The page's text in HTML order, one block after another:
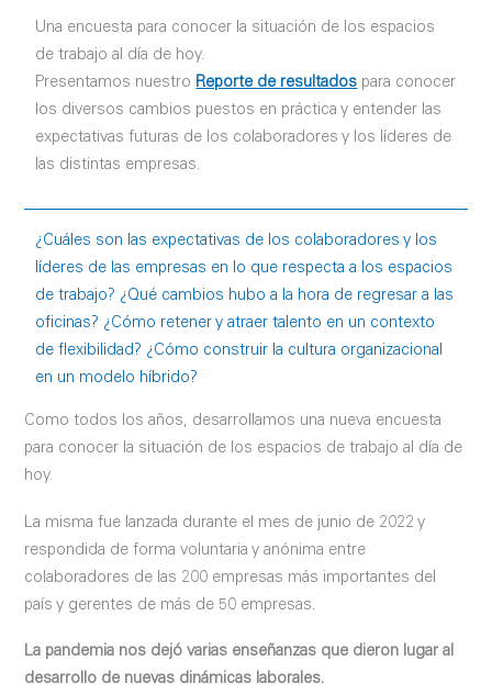
Una encuesta para conocer la situación de los espacios
de trabajo al día de hoy.
Presentamos nuestro Reporte de resultados para conocer
los diversos cambios puestos en práctica y entender las
expectativas futuras de los colaboradores y los líderes de
las distintas empresas.
¿Cuáles son las expectativas de los colaboradores y los
líderes de las empresas en lo que respecta a los espacios
de trabajo? ¿Qué cambios hubo a la hora de regresar a las
oficinas? ¿Cómo retener y atraer talento en un contexto
de flexibilidad? ¿Cómo construir la cultura organizacional
en un modelo híbrido?
Como todos los años, desarrollamos una nueva encuesta
para conocer la situación de los espacios de trabajo al día de
hoy.
La misma fue lanzada durante el mes de junio de 2022 y
respondida de forma voluntaria y anónima entre
colaboradores de las 200 empresas más importantes del
país y gerentes de más de 50 empresas.
La pandemia nos dejó varias enseñanzas que dieron lugar al
desarrollo de nuevas dinámicas laborales.